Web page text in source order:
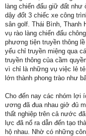
làng chiến đấu giữ đất như
dậy đốt 3 chiếc xe công
sân golf. Thái Bình,
vụ rào làng chiến đấu
phương tiện truyền thông
yếu chỉ truyền miệng qua
truyền thông của cầm
vì chỉ là những vụ việc lẻ
lớn thành phong trào như
Cho đến nay các nhóm lợi
ương đã đua nhau giở đủ
thất nghiệp trên cả nước
lực đã nổ ra dẫn đến tạo
hộ nhau. Nhờ có những